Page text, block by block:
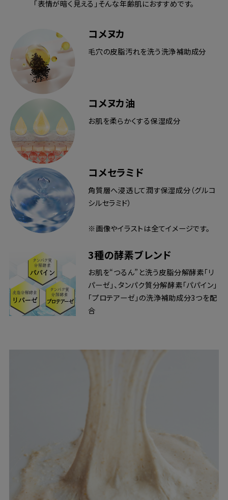
「表情が暗く見える」そんな年齢肌におすすめです。
コメヌカ
毛穴の皮脂汚れを洗う洗浄補助成分
コメヌカ油
お肌を柔らかくする保湿成分
コメセラミド
角質層へ浸透して潤す保湿成分（グルコ
シルセラミド）
※画像やイラストは全てイメージです。
3種の酵素ブレンド
お肌を“つるん”と洗う皮脂分解酵素「リ
パーゼ」、タンパク質分解酵素「パパイン」
「プロテアーゼ」の洗浄補助成分3つを配
合